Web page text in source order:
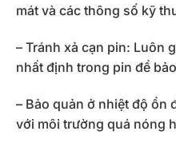
mát và các thông số kỹ
– Tránh xả cạn pin: Luôn
nhất định trong pin để
– Bảo quản ở nhiệt độ ổn
với môi trường quá nóng